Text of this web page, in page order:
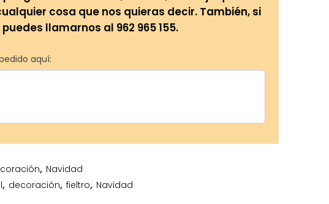
cosa que nos quieras decir. También, si
llamarnos al 962 965 155.
aquí:
, Navidad
, decoración, fieltro, Navidad